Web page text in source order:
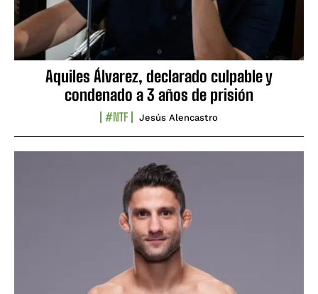
Aquiles Álvarez, declarado culpable y
condenado a 3 años de prisión
#NTF Jesús Alencastro